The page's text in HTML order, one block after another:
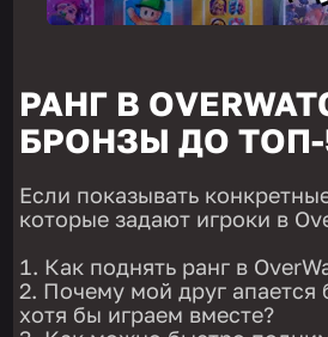
РАНГ В
БРОНЗЫ ДО ТОП-
Если показывать
которые задают игроки в
Как поднять ранг в
Почему мой друг апается
хотя бы играем вместе?